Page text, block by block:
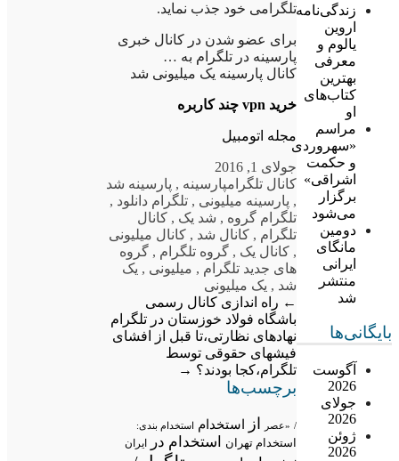
زندگی‌نامه
اروین
یالوم و
معرفی
بهترین
کتاب‌های
او
مراسم
«سهروردی
و حکمت
اشراقی»
برگزار
می‌شود
دومین
مانگای
ایرانی
منتشر
شد
بایگانی‌ها
آگوست
2026
جولای
2026
ژوئن
2026
تلگرامی خود جذب نماید.
برای عضو شدن در کانال خبری
پارسینه در تلگرام به …
کانال پارسینه یک میلیونی شد
خرید vpn چند کاربره
مجله اتومبیل
جولای 1, 2016
کانال تلگرامپارسینه , پارسینه شد
, پارسینه میلیونی , تلگرام دانلود ,
تلگرام گروه , شد یک , کانال
تلگرام , کانال شد , کانال میلیونی
, کانال یک , گروه تلگرام , گروه
های جدید تلگرام , میلیونی , یک
شد , یک میلیونی
← راه اندازی کانال رسمی
باشگاه فولاد خوزستان در تلگرام
نهادهای نظارتی،تا قبل از افشای
فیشهای حقوقی توسط
تلگرام،کجا بودند؟ →
برچسب‌ها
/ «عصر از استخدام استخدام بندی:
استخدام تهران استخدام در ایران